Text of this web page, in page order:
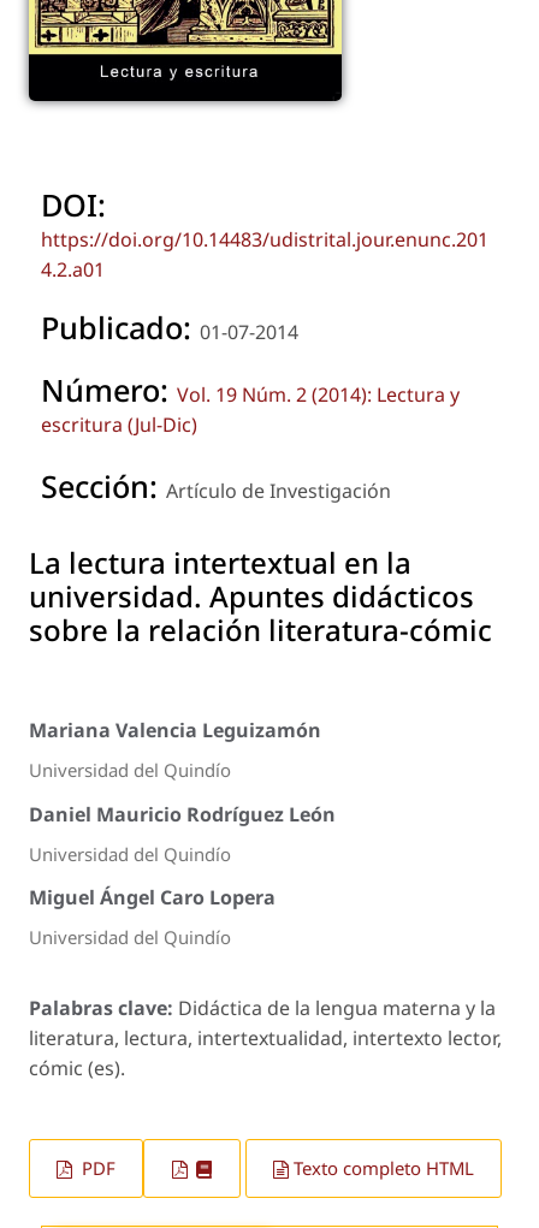
DOI:
https://doi.org/10.14483/udistrital.jour.enunc.201
4.2.a01
Publicado: 01-07-2014
Número: Vol. 19 Núm. 2 (2014): Lectura y
escritura (Jul-Dic)
Sección: Artículo de Investigación
La lectura intertextual en la
universidad. Apuntes didácticos
sobre la relación literatura-cómic
Mariana Valencia Leguizamón
Universidad del Quindío
Daniel Mauricio Rodríguez León
Universidad del Quindío
Miguel Ángel Caro Lopera
Universidad del Quindío
Palabras clave: Didáctica de la lengua materna y la
literatura, lectura, intertextualidad, intertexto lector,
cómic (es).
PDF Texto completo HTML